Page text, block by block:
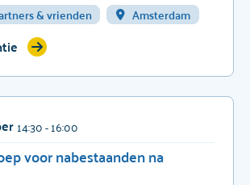
& vrienden
Amsterdam
14:30- 16:00
voor nabestaanden na